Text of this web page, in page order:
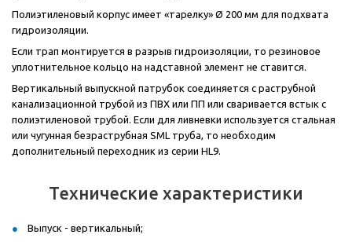
Полиэтиленовый корпус имеет «тарелку» Ø 200 мм для подхвата
гидроизоляции.
Если трап монтируется в разрыв гидроизоляции, то резиновое
уплотнительное кольцо на надставной элемент не ставится.
Вертикальный выпускной патрубок соединяется с раструбной
канализационной трубой из ПВХ или ПП или сваривается встык с
полиэтиленовой трубой. Если для ливневки используется стальная
или чугунная безраструбная SML труба, то необходим
дополнительный переходник из серии HL9.
Технические характеристики
Выпуск - вертикальный;